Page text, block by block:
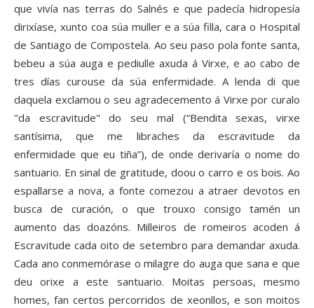
que vivía nas terras do Salnés e que padecía hidropesía
dirixíase, xunto coa súa muller e a súa filla, cara o Hospital
de Santiago de Compostela. Ao seu paso pola fonte santa,
bebeu a súa auga e pediulle axuda á Virxe, e ao cabo de
tres días curouse da súa enfermidade. A lenda di que
daquela exclamou o seu agradecemento á Virxe por curalo
"da escravitude" do seu mal (“Bendita sexas, virxe
santísima, que me libraches da escravitude da
enfermidade que eu tiña”), de onde derivaría o nome do
santuario. En sinal de gratitude, doou o carro e os bois. Ao
espallarse a nova, a fonte comezou a atraer devotos en
busca de curación, o que trouxo consigo tamén un
aumento das doazóns. Milleiros de romeiros acoden á
Escravitude cada oito de setembro para demandar axuda.
Cada ano conmemórase o milagre do auga que sana e que
deu orixe a este santuario. Moitas persoas, mesmo
homes, fan certos percorridos de xeonllos, e son moitos